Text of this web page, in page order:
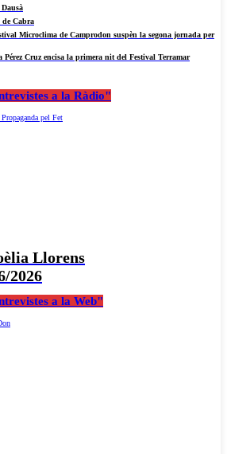
de Cabra
Microclima de Camprodon suspèn la segona jornada per
Pérez Cruz encisa la primera nit del Festival Terramar
a la Ràdio"
Llorens
2026
a la Web"